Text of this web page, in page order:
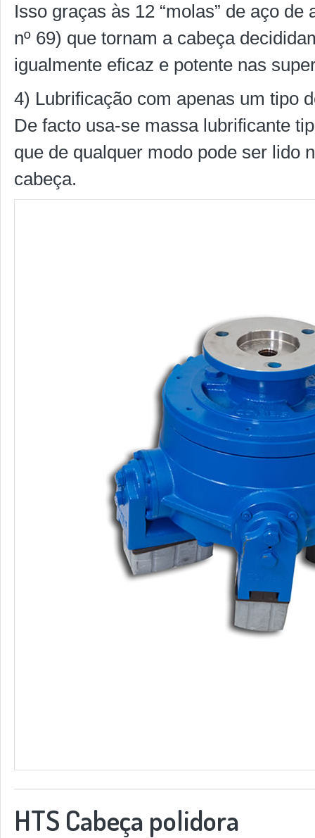
Isso graças às 12 “molas” de aço
nº 69) que tornam a cabeça
igualmente eficaz e potente nas
4) Lubrificação com apenas um tipo
De facto usa-se massa lubrificante
que de qualquer modo pode ser lido
cabeça.
HTS Cabeça polidora